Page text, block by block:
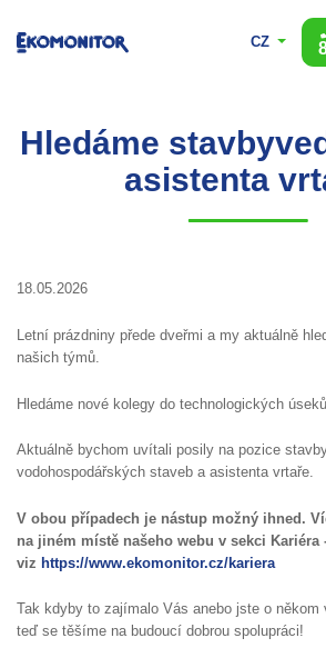
CZ
Hledáme
asistenta
18.05.2026
Letní prázdniny přede dveřmi a my aktuálně
našich týmů.
Hledáme nové kolegy do technologických
Aktuálně bychom uvítali posily na pozice
vodohospodářských staveb a asistenta vrtaře.
V obou případech je nástup možný ihned.
na jiném místě našeho webu v sekci Kariéra
viz https://www.ekomonitor.cz/kariera
Tak kdyby to zajímalo Vás anebo jste o někom
teď se těšíme na budoucí dobrou spolupráci!